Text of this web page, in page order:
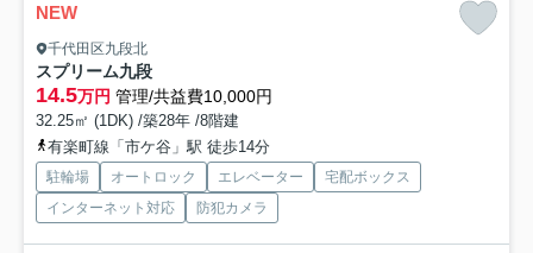
NEW
千代田区九段北
スプリーム九段
14.5万円 管理/共益費10,000円
32.25㎡ (1DK) /築28年 /8階建
有楽町線「市ケ谷」駅 徒歩14分
駐輪場 オートロック エレベーター
宅配ボックス
インターネット対応
防犯カメラ